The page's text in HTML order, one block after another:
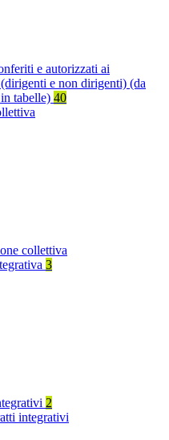
e autorizzati ai
e non dirigenti) (da
tabelle) 40
collettiva
3
2
integrativi